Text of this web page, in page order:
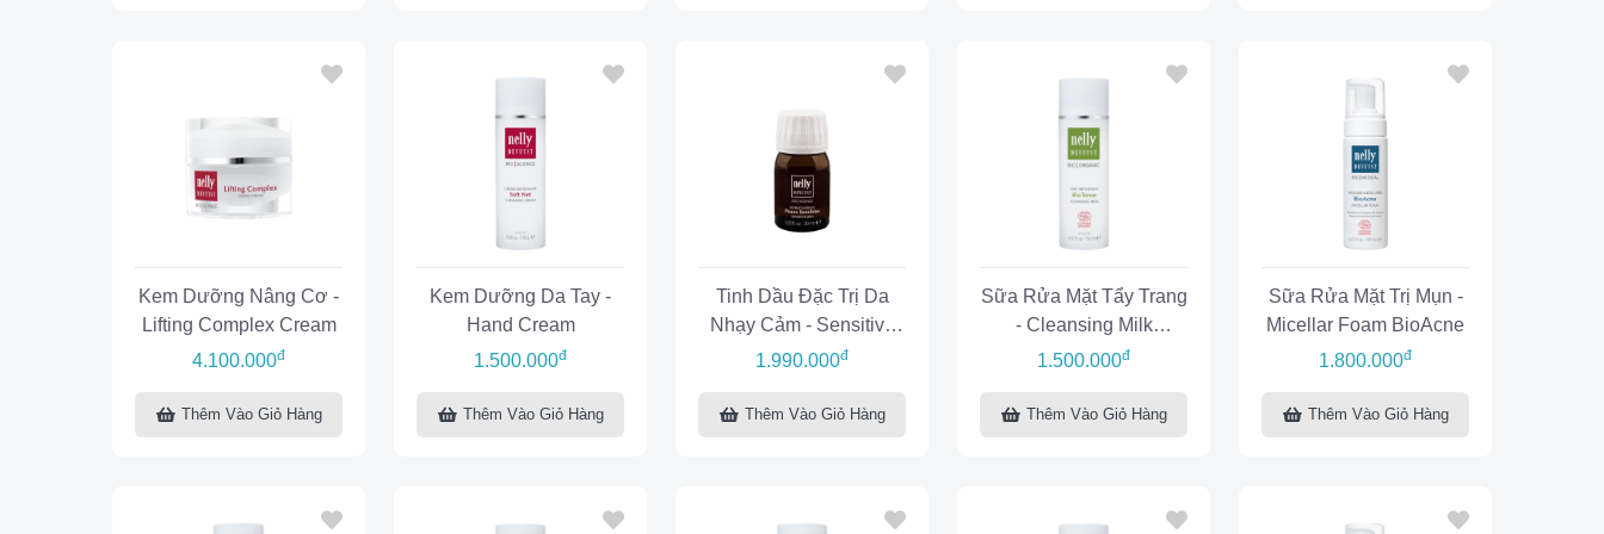
Kem Dưỡng Nâng Cơ -
Lifting Complex Cream
4.100.000đ
Thêm Vào Giỏ Hàng
Kem Dưỡng Da Tay -
Hand Cream
1.500.000đ
Thêm Vào Giỏ Hàng
Tinh Dầu Đặc Trị Da
Nhạy Cảm - Sensitive
Skin Extract
1.990.000đ
Thêm Vào Giỏ Hàng
Sữa Rửa Mặt Tẩy Trang
- Cleansing Milk
BioTense
1.500.000đ
Thêm Vào Giỏ Hàng
Sữa Rửa Mặt Trị Mụn -
Micellar Foam BioAcne
1.800.000đ
Thêm Vào Giỏ Hàng